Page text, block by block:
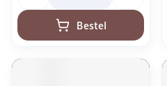
Bestel